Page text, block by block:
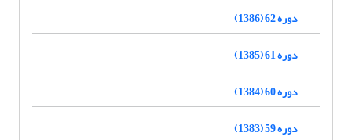
دوره 62 (1386)
دوره 61 (1385)
دوره 60 (1384)
دوره 59 (1383)